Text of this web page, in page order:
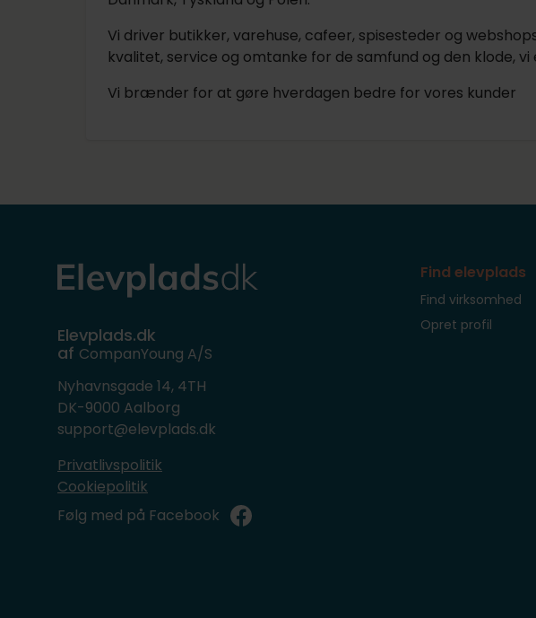
Vi driver butikker, varehuse, cafeer, spisesteder og
kvalitet, service og omtanke for de samfund og den klode, vi
Vi brænder for at gøre hverdagen bedre for vores kunder
Elevplads.dk
af CompanYoung A/S
Nyhavnsgade 14, 4TH
DK-9000 Aalborg
support@elevplads.dk
Privatlivspolitik
Cookiepolitik
Følg med på Facebook
Find elevplads
Find virksomhed
Opret profil